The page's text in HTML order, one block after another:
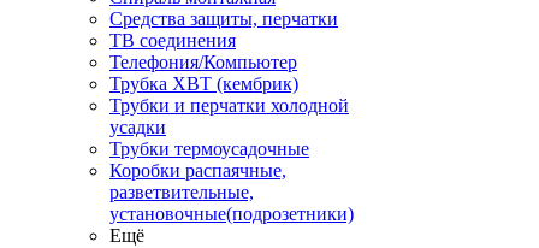
Средства защиты, перчатки
ТВ соединения
Телефония/Компьютер
Трубка ХВТ (кембрик)
Трубки и перчатки холодной
усадки
Трубки термоусадочные
Коробки распаячные,
разветвительные,
установочные(подрозетники)
Ещё